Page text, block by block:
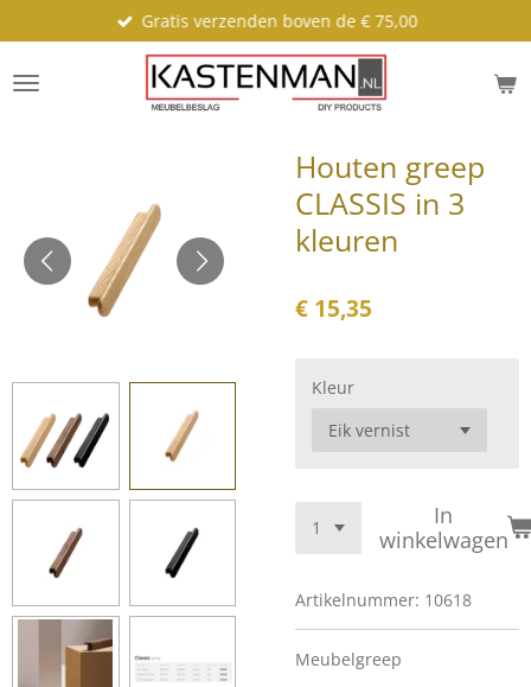
direct
naar
de
Gratis verzenden boven de € 75,00
Houten greep
CLASSIS in 3
kleuren
€ 15,35
Kleur
In
winkelwagen
Artikelnummer: 10618
Meubelgreep